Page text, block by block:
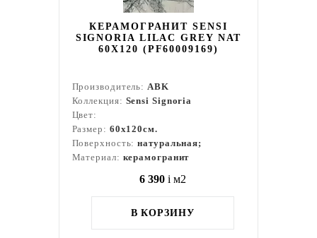
КЕРАМОГРАНИТ SENSI
SIGNORIA LILAC GREY NAT
60X120 (PF60009169)
Производитель:ABK
Коллекция: Sensi Signoria
Цвет:
Размер: 60x120см.
Поверхность:натуральная;
Материал: керамогранит
6 390 i м2
В КОРЗИНУ